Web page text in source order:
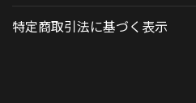
特定商取引法に基づく表示